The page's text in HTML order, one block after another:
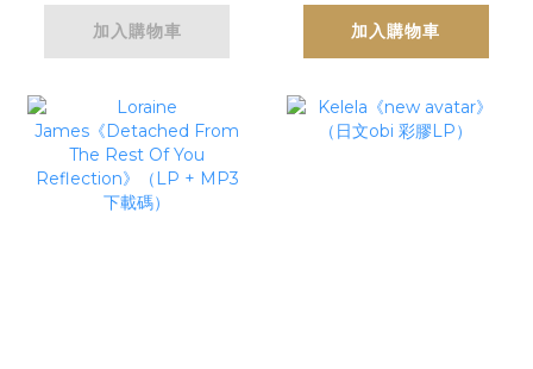
Anniversary
Edition)》（圖案
加入購物車
Reflection》
（CD）
加入購物車